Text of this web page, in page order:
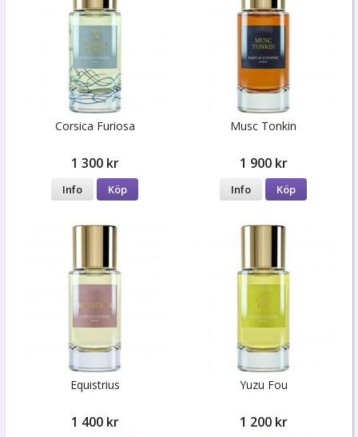
Corsica Furiosa
1 300 kr
Info Köp
Musc Tonkin
1 900 kr
Info Köp
Equistrius
1 400 kr
Yuzu Fou
1 200 kr